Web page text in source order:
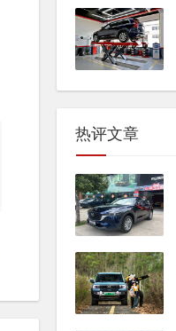
热评文章